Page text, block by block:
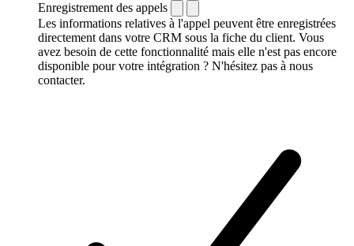
Enregistrement des appels
Les informations relatives à l'appel peuvent être enregistrées
directement dans votre CRM sous la fiche du client. Vous
avez besoin de cette fonctionnalité mais elle n'est pas encore
disponible pour votre intégration ? N'hésitez pas à nous
contacter.